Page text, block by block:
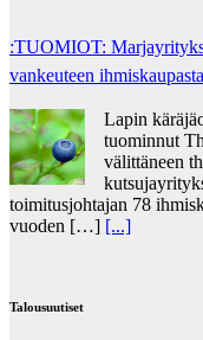
:TUOMIOT:
vankeuteen ihmiskaupasta
Lapin
tuominnut
välittäneen
toimitusjohtajan 78
vuoden […] [...]
Talousuutiset